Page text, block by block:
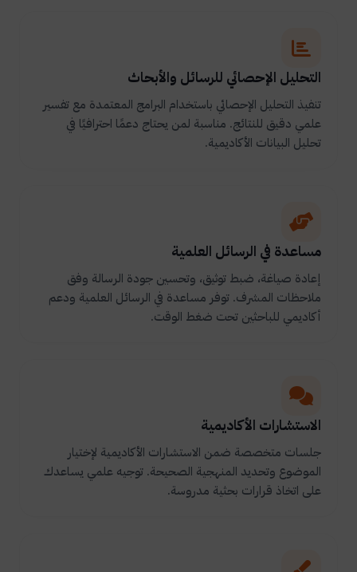
التحليل الإحصائي للرسائل والأبحاث
تنفيذ التحليل الإحصائي باستخدام البرامج المعتمدة مع تفسير
علمي دقيق للنتائج. مناسبة لمن يحتاج دعمًا احترافيًا في
تحليل البيانات الأكاديمية.
مساعدة في الرسائل العلمية
إعادة صياغة، ضبط توثيق، وتحسين جودة الرسالة وفق
ملاحظات المشرف. توفر مساعدة في الرسائل العلمية ودعم
أكاديمي للباحثين تحت ضغط الوقت.
الاستشارات الأكاديمية
جلسات متخصصة ضمن الاستشارات الأكاديمية لإختيار
الموضوع وتحديد المنهجية الصحيحة. توجيه علمي يساعدك
على اتخاذ قرارات بحثية مدروسة.